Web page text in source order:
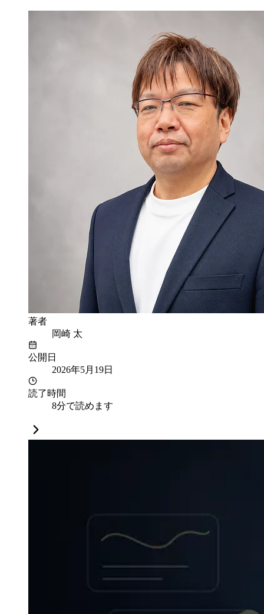
著者
岡崎 太
公開日
2026年5月19日
読了時間
8分で読めます